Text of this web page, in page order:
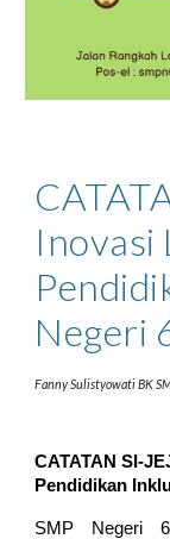
Inovasi
Negeri
Fanny SulistyowatiBK
CATATAN SI-
Pendidikan
SMP Negeri